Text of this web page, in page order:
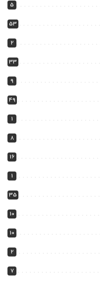
5
53
2
33
9
49
1
8
16
1
35
10
10
2
7